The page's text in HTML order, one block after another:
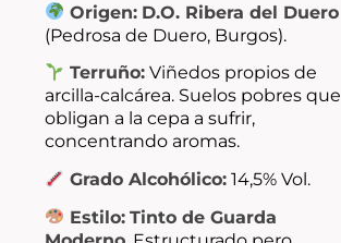
Origen: D.O. Ribera del Duero
(Pedrosa de Duero, Burgos).
Terruño:Viñedos propios de
arcilla-calcárea. Suelos pobres que
obligan a la cepa a sufrir,
concentrando aromas.
Grado Alcohólico:14,5% Vol.
Estilo: Tinto de Guarda